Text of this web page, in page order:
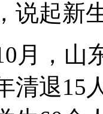
说起新
月，山
清退15